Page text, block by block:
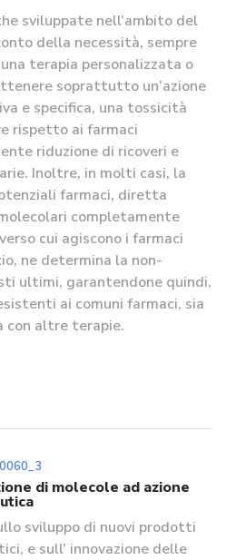
sviluppate nell’ambito del
della necessità, sempre
terapia personalizzata o
soprattutto un’azione
e specifica, una tossicità
rispetto ai farmaci
riduzione di ricoveri e
Inoltre, in molti casi, la
farmaci, diretta
completamente
cui agiscono i farmaci
ne determina la non-
ultimi, garantendone quindi,
ai comuni farmaci, sia
con altre terapie.
di molecole ad azione
sviluppo di nuovi prodotti
e sull’ innovazione delle